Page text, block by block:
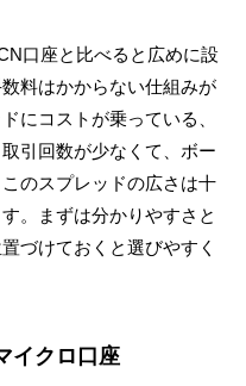
口座と比べると広めに設
料はかからない仕組みが
にコストが乗っている、
引回数が少なくて、ボー
のスプレッドの広さは十
。まずは分かりやすさと
づけておくと選びやすく
イクロ口座